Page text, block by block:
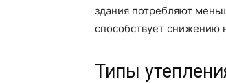
здания потребляют
способствует снижению
Типы